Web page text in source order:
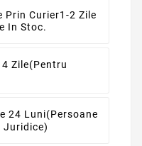
Prin Curier1-2 Zile
In Stoc.
Zile(pentru
24 Luni(persoane
Juridice)